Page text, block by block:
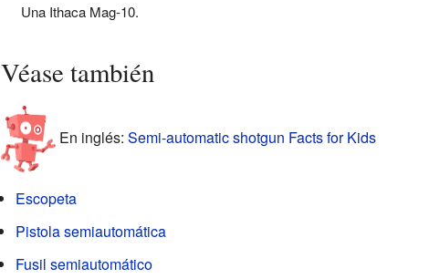
Una Ithaca Mag-10.
Véase también
En inglés: Semi-automatic shotgun Facts for Kids
Escopeta
Pistola semiautomática
Fusil semiautomático